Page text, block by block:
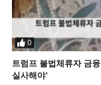
0
트럼프 불법체류자 금
실사해야’